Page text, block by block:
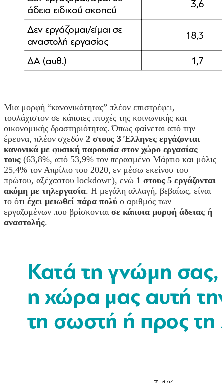
Μια μορφή “κανονικότητας” πλέον επιστρέφει,
τουλάχιστον σε κάποιες πτυχές της κοινωνικής και
οικονομικής δραστηριότητας. Όπως φαίνεται από την
έρευνα, πλέον σχεδόν 2 στους 3 Έλληνες εργάζονται
κανονικά με φυσική παρουσία στον χώρο εργασίας
τους (63,8%, από 53,9% τον περασμένο Μάρτιο και μόλις
25,4% τον Απρίλιο του 2020, εν μέσω εκείνου του
πρώτου, αξέχαστου lockdown), ενώ 1 στους 5 εργάζονται
ακόμη με τηλεργασία. Η μεγάλη αλλαγή, βεβαίως, είναι
το ότι έχει μειωθεί πάρα πολύ ο αριθμός των
εργαζομένων που βρίσκονται σε κάποια μορφή άδειας ή
αναστολής.